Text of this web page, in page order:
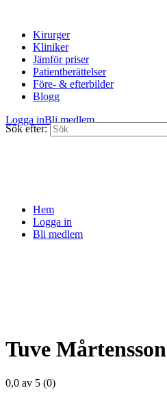
Kirurger
Kliniker
Jämför priser
Patientberättelser
Före- & efterbilder
Blogg
Logga inBli medlem
Sök efter:
Hem
Logga in
Bli medlem
Tuve Mårtensson
0,0 av 5 (0)